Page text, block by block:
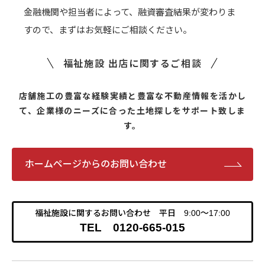
金融機関や担当者によって、融資審査結果が変わりま
すので、まずはお気軽にご相談ください。
福祉施設 出店に関するご相談
店舗施工の豊富な経験実績と豊富な不動産情報を活かし
て、企業様のニーズに合った土地探しをサポート致しま
す。
ホームページからのお問い合わせ
福祉施設に関するお問い合わせ 平日 9:00～17:00
TEL 0120-665-015